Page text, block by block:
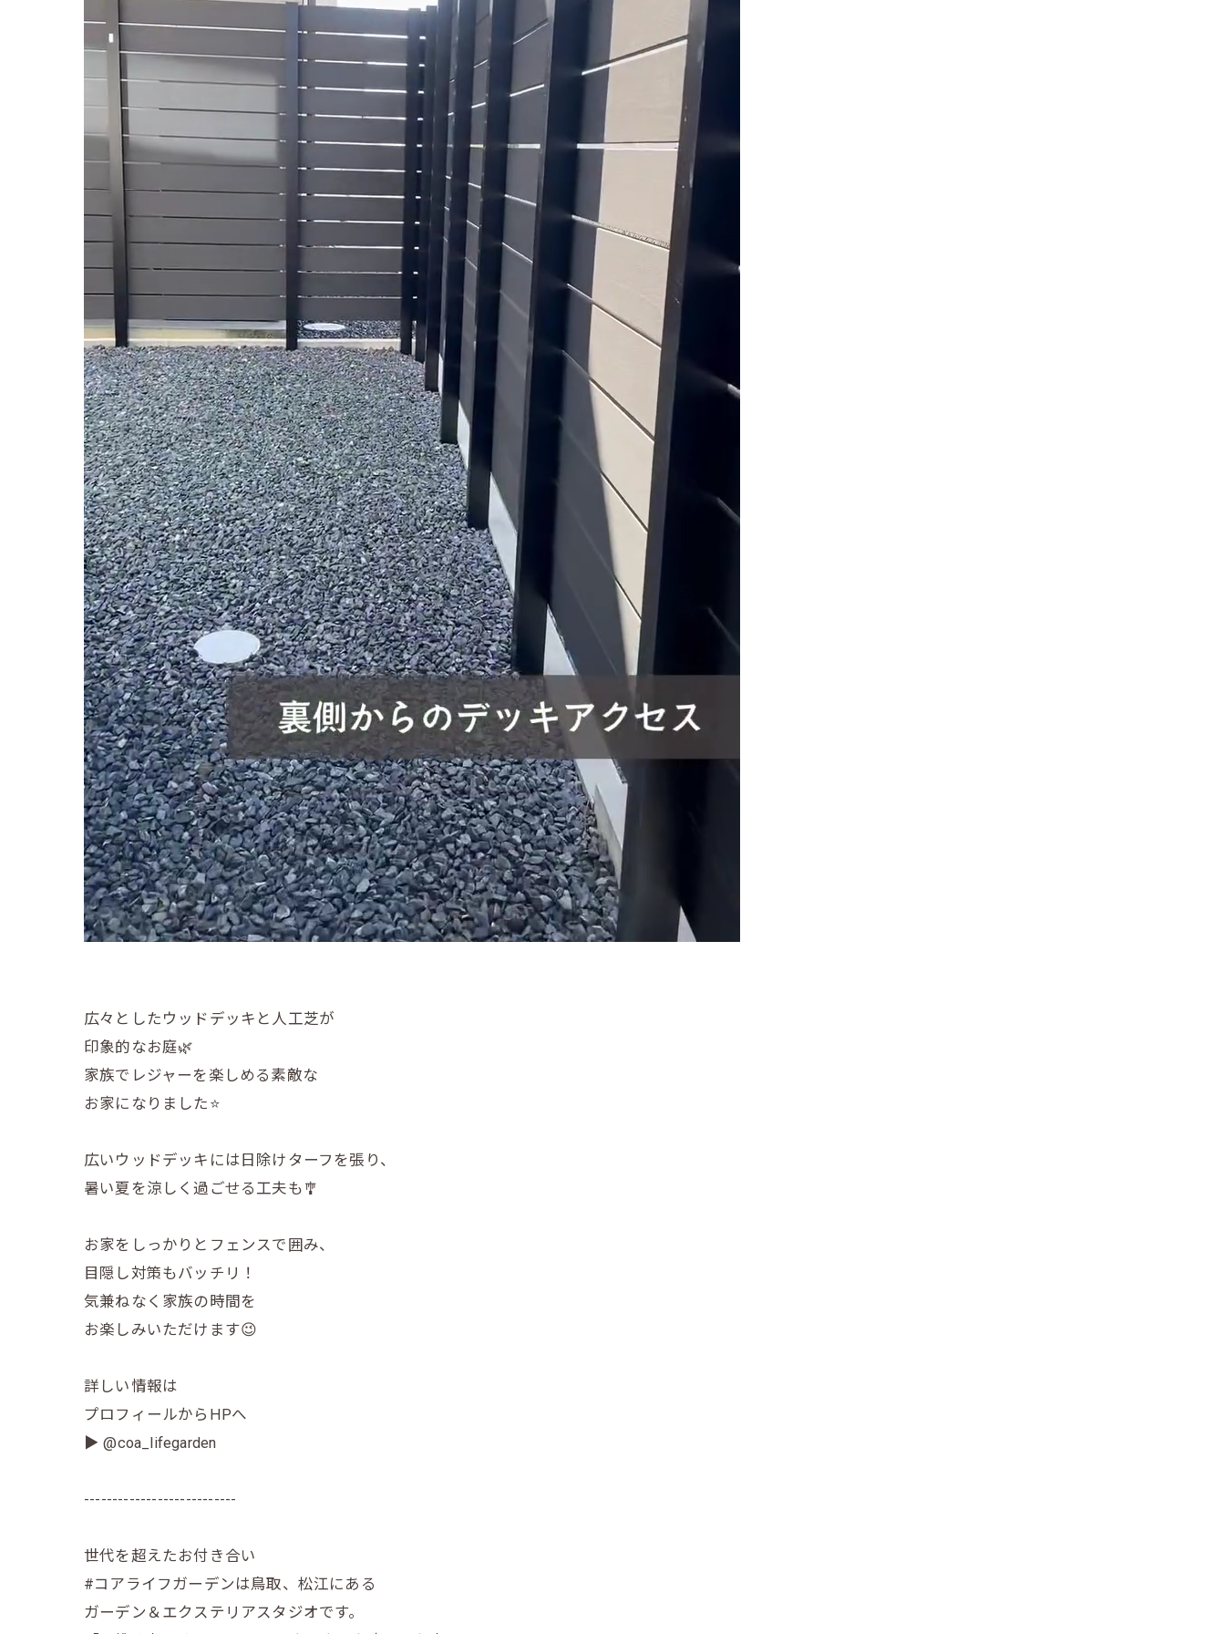
広々としたウッドデッキと人工芝が
印象的なお庭🌿
家族でレジャーを楽しめる素敵な
お家になりました⭐️
広いウッドデッキには日除けターフを張り、
暑い夏を涼しく過ごせる工夫も🎐
お家をしっかりとフェンスで囲み、
目隠し対策もバッチリ！
気兼ねなく家族の時間を
お楽しみいただけます😉
詳しい情報は
プロフィールからHPへ
▶ @coa_lifegarden
---------------------------
世代を超えたお付き合い
#コアライフガーデンは鳥取、松江にある
ガーデン＆エクステリアスタジオです。